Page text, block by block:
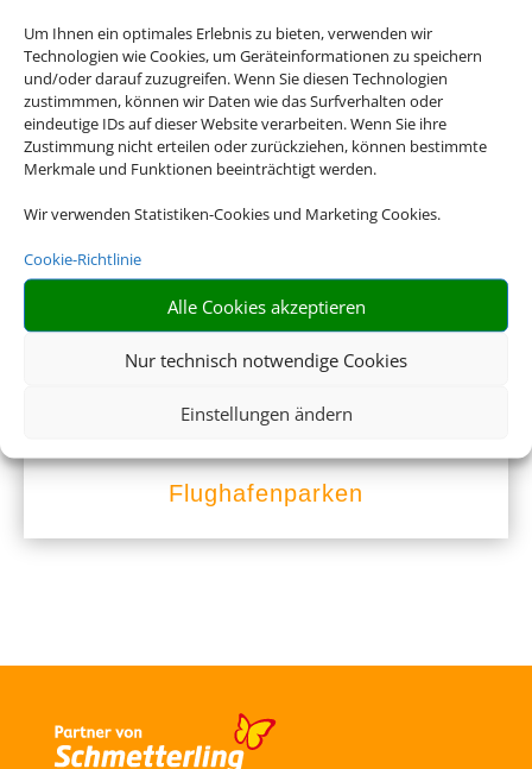
Um Ihnen ein optimales Erlebnis zu bieten, verwenden wir
Technologien wie Cookies, um Geräteinformationen zu speichern
und/oder darauf zuzugreifen. Wenn Sie diesen Technologien
zustimmmen, können wir Daten wie das Surfverhalten oder
eindeutige IDs auf dieser Website verarbeiten. Wenn Sie ihre
Zustimmung nicht erteilen oder zurückziehen, können bestimmte
Merkmale und Funktionen beeinträchtigt werden.
Wir verwenden Statistiken-Cookies und Marketing Cookies.
Cookie-Richtlinie
Alle Cookies akzeptieren
Nur technisch notwendige Cookies
Einstellungen ändern
Mietwagen
Flughafenparken